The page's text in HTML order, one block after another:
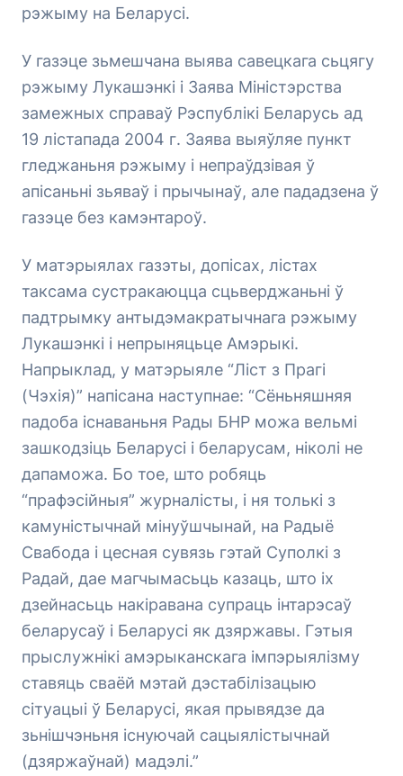
рэжыму на Беларусі.
У газэце зьмешчана выява савецкага сьцягу
рэжыму Лукашэнкі і Заява Міністэрства
замежных справаў Рэспублікі Беларусь ад
19 лістапада 2004 г. Заява выяўляе пункт
гледжаньня рэжыму і непраўдзівая ў
апісаньні зьяваў і прычынаў, але пададзена ў
газэце без камэнтароў.
У матэрыялах газэты, допісах, лістах
таксама сустракаюцца сцьверджаньні ў
падтрымку антыдэмакратычнага рэжыму
Лукашэнкі і непрыняцьце Амэрыкі.
Напрыклад, у матэрыяле “Ліст з Прагі
(Чэхія)” напісана наступнае: “Сёньняшняя
падоба існаваньня Рады БНР можа вельмі
зашкодзіць Беларусі і беларусам, ніколі не
дапаможа. Бо тое, што робяць
“прафэсійныя” журналісты, і ня толькі з
камуністычнай мінуўшчынай, на Радыё
Свабода і цесная сувязь гэтай Суполкі з
Радай, дае магчымасьць казаць, што іх
дзейнасьць накіравана супраць інтарэсаў
беларусаў і Беларусі як дзяржавы. Гэтыя
прыслужнікі амэрыканскага імпэрыялізму
ставяць сваёй мэтай дэстабілізацыю
сітуацыі ў Беларусі, якая прывядзе да
зьнішчэньня існуючай сацыялістычнай
(дзяржаўнай) мадэлі.”